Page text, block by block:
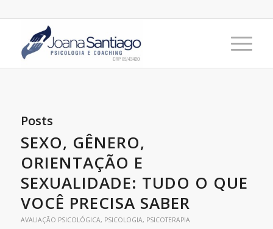
Posts
SEXO, GÊNERO,
ORIENTAÇÃO E
SEXUALIDADE: TUDO O QUE
VOCÊ PRECISA SABER
AVALIAÇÃO PSICOLÓGICA, PSICOLOGIA, PSICOTERAPIA